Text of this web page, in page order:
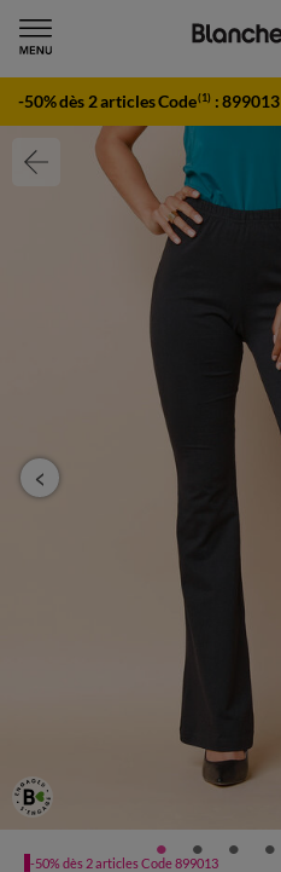
-50% dès 2 articles Code(1) :899013
-50% dès 2 articles Code 899013